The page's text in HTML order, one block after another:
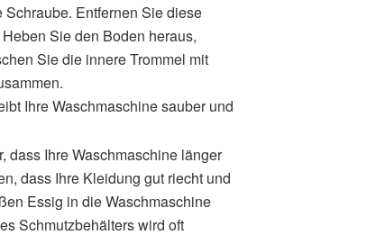
Entfernen Sie diese
Sie den Boden heraus,
Sie die innere Trommel mit
Ihre Waschmaschine sauber und
dass Ihre Waschmaschine länger
dass Ihre Kleidung gut riecht und
Essig in die Waschmaschine
Schmutzbehälters wird oft